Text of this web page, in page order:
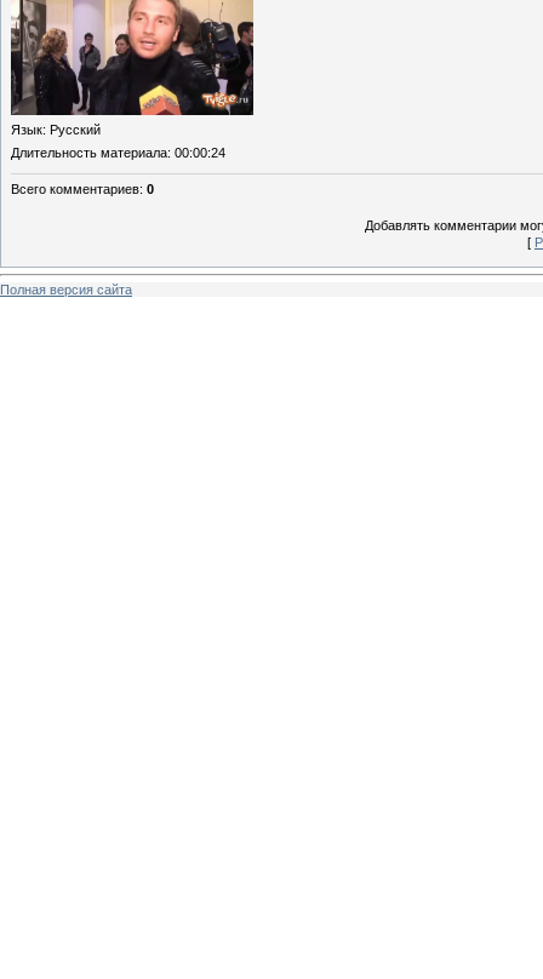
Язык: Русский
Длительность материала: 00:00:24
Всего комментариев: 0
Добавлять комментарии
[
Полная версия сайта